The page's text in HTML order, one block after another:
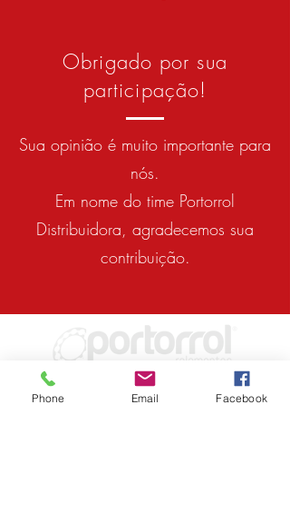
Obrigado por sua
participação!
Sua opinião é muito importante para
nós.
Em nome do time Portorrol
Distribuidora, agradecemos sua
contribuição.
CENTROS DE DISTRIBUIÇÃO
Phone Email Facebook